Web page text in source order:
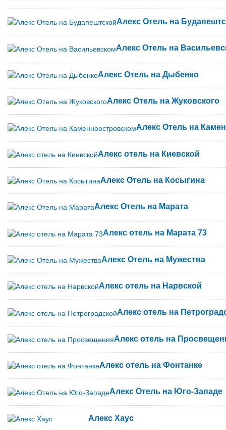
Алекс Отель на
Алекс Отель на
Алекс Отель на Дыбенко
Алекс Отель на Жуковского
Алекс Отель на
Алекс отель на Киевской
Алекс Отель на Косыгина
Алекс Отель на Марата
Алекс отель на Марата 73
Алекс Отель на Мужества
Алекс отель на Нарвской
Алекс отель на
Алекс отель на
Алекс отель на Фонтанке
Алекс Отель на Юго-Западе
Алекс Хаус